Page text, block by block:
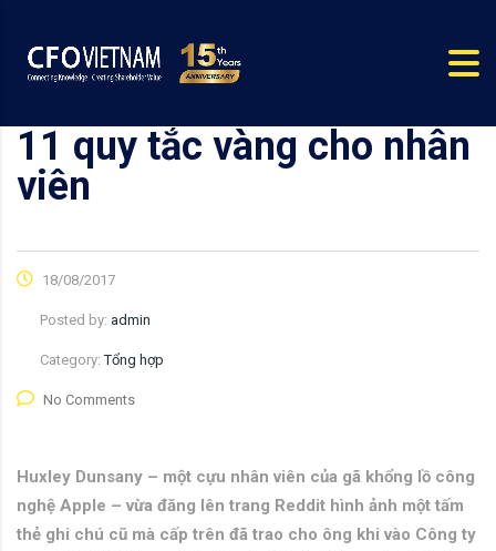
11 quy tắc vàng cho nhân
viên
18/08/2017
Posted by: admin
Category:Tổng hợp
No Comments
Huxley Dunsany – một cựu nhân viên của gã khổng lồ công
nghệ Apple – vừa đăng lên trang Reddit hình ảnh một tấm
thẻ ghi chú cũ mà cấp trên đã trao cho ông khi vào Công ty